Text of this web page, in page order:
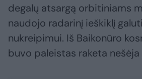
degalų atsargą orbitiniams
naudojo radarinį ieškiklį
nukreipimui. Iš Baikonūro
buvo paleistas raketa nešėja